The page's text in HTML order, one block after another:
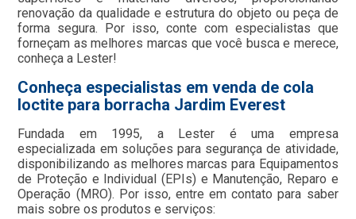
renovação da qualidade e estrutura do objeto ou peça de
forma segura. Por isso, conte com especialistas que
forneçam as melhores marcas que você busca e merece,
conheça a Lester!
Conheça especialistas em venda de cola
loctite para borracha Jardim Everest
Fundada em 1995, a Lester é uma empresa
especializada em soluções para segurança de atividade,
disponibilizando as melhores marcas para Equipamentos
de Proteção e Individual (EPIs) e Manutenção, Reparo e
Operação (MRO). Por isso, entre em contato para saber
mais sobre os produtos e serviços: